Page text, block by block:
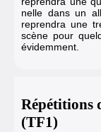
nelle dans un
repren­dra une
scène pour
évidem­ment.
Répétitions
(TF1)